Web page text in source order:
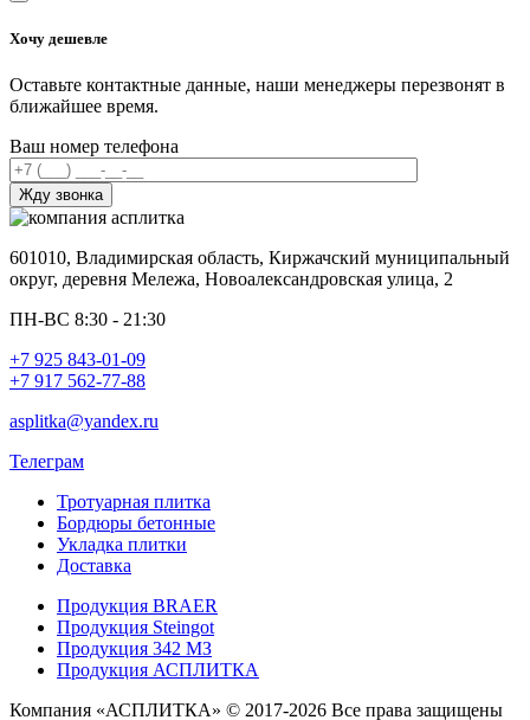
Хочу дешевле
Оставьте контактные данные, наши менеджеры перезвонят в
ближайшее время.
Ваш номер телефона
601010, Владимирская область, Киржачский муниципальный
округ, деревня Мележа, Новоалександровская улица, 2
ПН-ВС 8:30 - 21:30
+7 925 843-01-09
+7 917 562-77-88
asplitka@yandex.ru
Телеграм
Тротуарная плитка
Бордюры бетонные
Укладка плитки
Доставка
Продукция BRAER
Продукция Steingot
Продукция 342 МЗ
Продукция АСПЛИТКА
Компания «АСПЛИТКА» © 2017-2026 Все права защищены